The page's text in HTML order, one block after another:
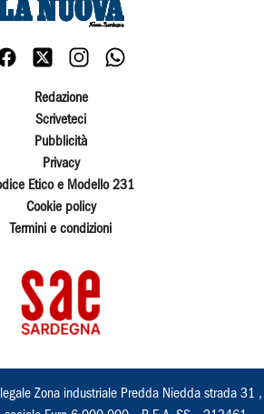
Redazione
Scriveteci
Pubblicità
Privacy
Etico e Modello 231
Cookie policy
Termini e condizioni
Zona industriale Predda Niedda strada 31 ,